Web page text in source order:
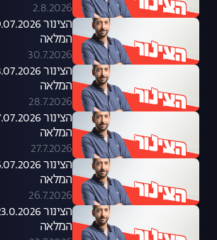
2.8.2026
המלאה
30.7.2026
המלאה
28.7.2026
המלאה
27.7.2026
המלאה
26.7.2026
המלאה